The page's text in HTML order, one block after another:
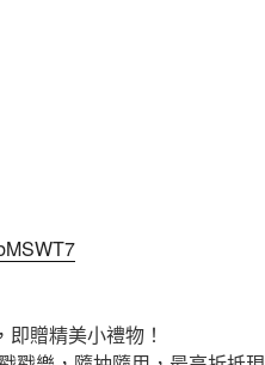
贈精美小禮物！